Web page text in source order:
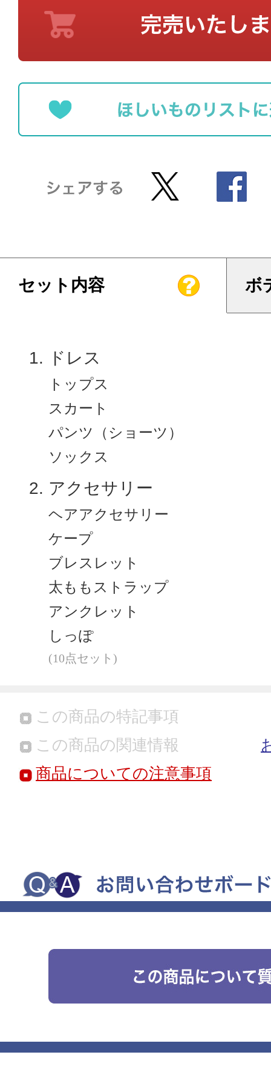
セット内容 ボ
ドレス
トップス
スカート
パンツ（ショーツ）
ソックス
アクセサリー
ヘアアクセサリー
ケープ
ブレスレット
太ももストラップ
アンクレット
しっぽ
(10点セット)
この商品の特記事項
この商品の関連情報
商品についての注意事項